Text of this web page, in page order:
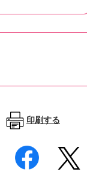
印刷する